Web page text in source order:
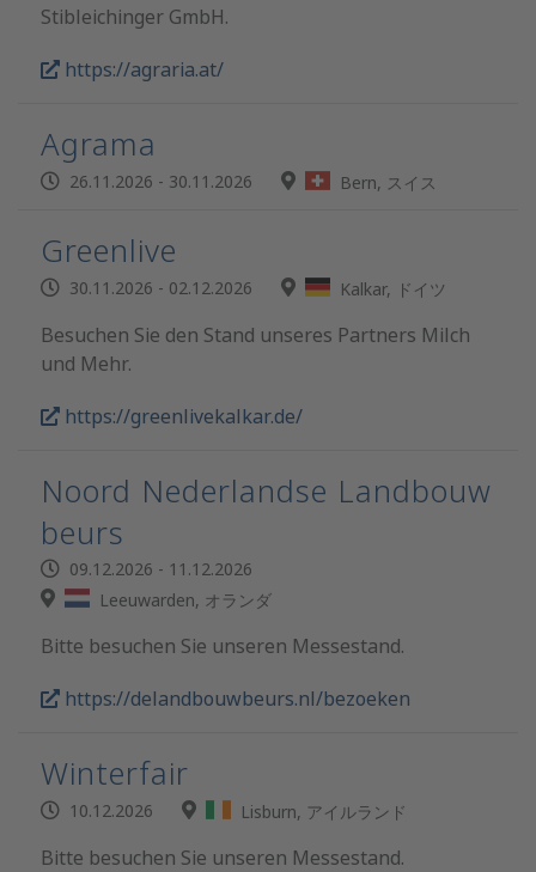
Stibleichinger GmbH.
https://agraria.at/
Agrama
26.11.2026 - 30.11.2026 Bern, スイス
Greenlive
30.11.2026 - 02.12.2026 Kalkar, ドイツ
Besuchen Sie den Stand unseres Partners Milch
und Mehr.
https://greenlivekalkar.de/
Noord Nederlandse Landbouw
beurs
09.12.2026 - 11.12.2026
Leeuwarden, オランダ
Bitte besuchen Sie unseren Messestand.
https://delandbouwbeurs.nl/bezoeken
Winterfair
10.12.2026 Lisburn, アイルランド
Bitte besuchen Sie unseren Messestand.